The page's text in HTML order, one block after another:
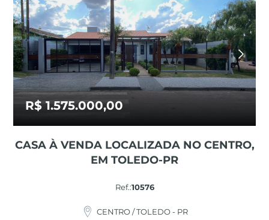
R$ 1.575.000,00
CASA À VENDA LOCALIZADA NO CENTRO,
EM TOLEDO-PR
Ref.:10576
CENTRO / TOLEDO - PR